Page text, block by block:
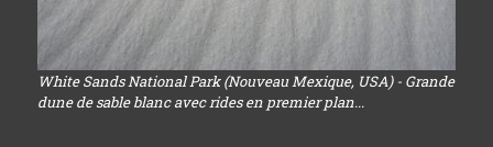
White Sands National Park (Nouveau Mexique, USA) - Grande
dune de sable blanc avec rides en premier plan...